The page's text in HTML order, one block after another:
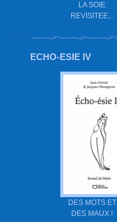
LA SOIE
REVISITEE...
ECHO-ESIE IV
DES MOTS ET
DES MAUX !